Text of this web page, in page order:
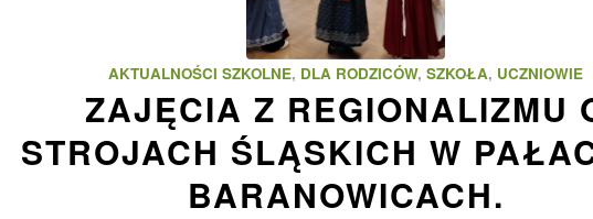
AKTUALNOŚCI SZKOLNE, DLA RODZICÓW, SZKOŁA, UCZNIOWIE
ZAJĘCIA Z REGIONALIZMU
STROJACH ŚLĄSKICH W
BARANOWICACH.